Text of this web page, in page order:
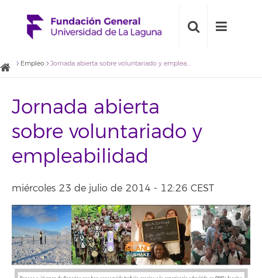
Empleo Jornada abierta sobre voluntariado y empleabilidad
Jornada abierta
sobre voluntariado y
empleabilidad
miércoles 23 de julio de 2014 - 12:26 CEST